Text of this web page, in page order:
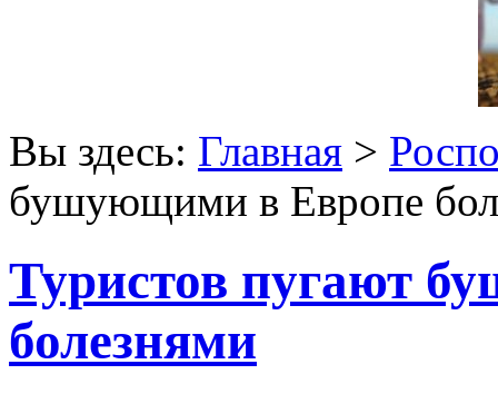
Вы здесь: Главная >
бушующими в Европе
Туристов пугают
болезнями